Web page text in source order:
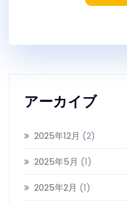
アーカイブ
2025年12月 (2)
2025年5月 (1)
2025年2月 (1)